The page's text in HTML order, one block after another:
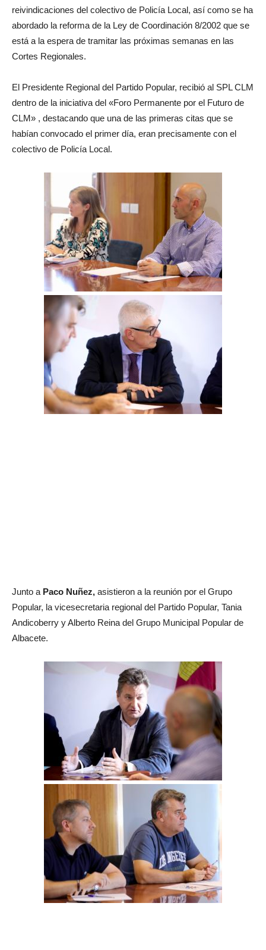
reivindicaciones del colectivo de Policía Local, así como se ha
abordado la reforma de la Ley de Coordinación 8/2002 que se
está a la espera de tramitar las próximas semanas en las
Cortes Regionales.
El Presidente Regional del Partido Popular, recibió al SPL CLM
dentro de la iniciativa del «Foro Permanente por el Futuro de
CLM» , destacando que una de las primeras citas que se
habían convocado el primer día, eran precisamente con el
colectivo de Policía Local.
Junto a Paco Nuñez, asistieron a la reunión por el Grupo
Popular, la vicesecretaria regional del Partido Popular, Tania
Andicoberry y Alberto Reina del Grupo Municipal Popular de
Albacete.